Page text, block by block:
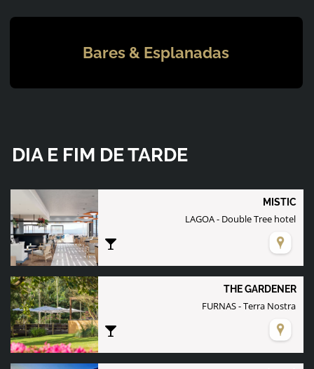
Bares & Esplanadas
DIA E FIM DE TARDE
MISTIC
LAGOA - Double Tree hotel
THE GARDENER
FURNAS - Terra Nostra